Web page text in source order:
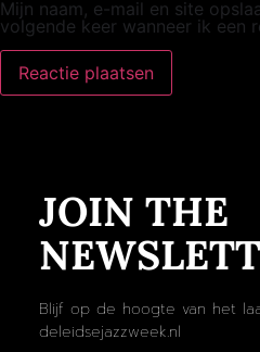
Mijn naam, e-mail en site
volgende keer wanneer ik een
JOIN THE
Blijf op de hoogte van het
deleidsejazzweek.nl